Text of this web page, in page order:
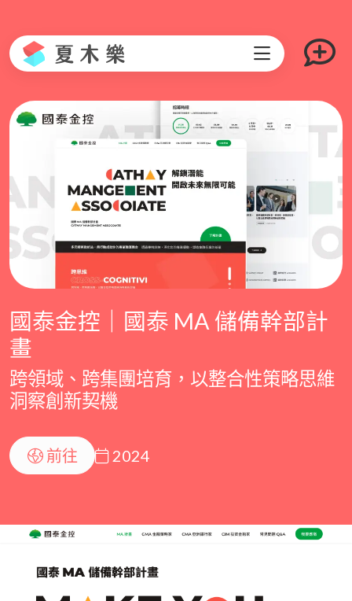
國泰金控｜國泰 MA 儲備幹部計
畫
跨領域、跨集團培育，以整合性策略思維
洞察創新契機
前往 2024